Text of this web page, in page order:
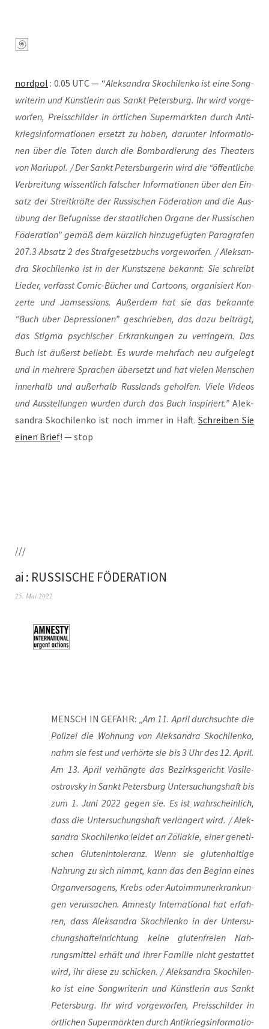
nord­pol : 0.05 UTC — “Alek­san­dra Skoch­i­len­ko ist eine Song­
wri­te­rin und Künst­le­rin aus Sankt Peters­burg. Ihr wird vor­ge­
wor­fen, Preis­schil­der in ört­li­chen Super­märk­ten durch Anti­
kriegs­in­for­ma­tio­nen ersetzt zu haben, dar­un­ter Infor­ma­tio­
nen über die Toten durch die Bom­bar­die­rung des Thea­ters
von Mariu­pol. / Der Sankt Peters­bur­ge­rin wird die “öffent­li­che
Ver­brei­tung wis­sent­lich fal­scher Infor­ma­tio­nen über den Ein­
satz der Streit­kräf­te der Rus­si­schen Föde­ra­ti­on und die Aus­
übung der Befug­nis­se der staat­li­chen Orga­ne der Rus­si­schen
Föde­ra­ti­on” gemäß dem kürz­lich hin­zu­ge­füg­ten Para­gra­fen
207.3 Absatz 2 des Straf­ge­setz­buchs vor­ge­wor­fen. / Alek­san­
dra Skoch­i­len­ko ist in der Kunst­sze­ne bekannt: Sie schreibt
Lie­der, ver­fasst Comic-Bücher und Car­toons, orga­ni­siert Kon­
zer­te und Jam­ses­si­ons. Außer­dem hat sie das bekann­te
“Buch über Depres­sio­nen” geschrie­ben, das dazu bei­trägt,
das Stig­ma psy­chi­scher Erkran­kun­gen zu ver­rin­gern. Das
Buch ist äußerst beliebt. Es wur­de mehr­fach neu auf­ge­legt
und in meh­re­re Spra­chen über­setzt und hat vie­len Men­schen
inner­halb und außer­halb Russ­lands gehol­fen. Vie­le Vide­os
und Aus­stel­lun­gen wur­den durch das Buch inspi­riert.”Alek­
san­dra Skoch­i­len­ko ist noch immer in Haft.Schrei­ben Sie
einen Brief! — stop
///
ai : RUSSISCHE FÖDERATION
25. Mai 2022
MENSCH IN GEFAHR: „Am 11. April durch­such­te die
Poli­zei die Woh­nung von Alek­san­dra Skoch­i­len­ko,
nahm sie fest und ver­hör­te sie bis 3 Uhr des 12. April.
Am 13. April ver­häng­te das Bezirks­ge­richt Vasi­le­
ostrovs­ky in Sankt Peters­burg Unter­su­chungs­haft bis
zum 1. Juni 2022 gegen sie. Es ist wahr­schein­lich,
dass die Unter­su­chungs­haft ver­län­gert wird. / Alek­
san­dra Skoch­i­len­ko lei­det an Zöli­a­kie, einer gene­ti­
schen Glu­ten­in­to­le­ranz. Wenn sie glu­ten­hal­ti­ge
Nah­rung zu sich nimmt, kann das den Beginn eines
Organ­ver­sa­gens, Krebs oder Auto­im­mun­erkran­kun­
gen ver­ur­sa­chen. Amnes­ty Inter­na­tio­nal hat erfah­
ren, dass Alek­san­dra Skoch­i­len­ko in der Unter­su­
chungs­haft­ein­rich­tung kei­ne glu­ten­frei­en Nah­
rungs­mit­tel erhält und ihrer Fami­lie nicht gestat­tet
wird, ihr die­se zu schi­cken. / Alek­san­dra Skoch­i­len­
ko ist eine Song­wri­te­rin und Künst­le­rin aus Sankt
Peters­burg. Ihr wird vor­ge­wor­fen, Preis­schil­der in
ört­li­chen Super­märk­ten durch Anti­kriegs­in­for­ma­tio­